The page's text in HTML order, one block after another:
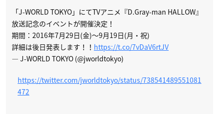
「J-WORLD TOKYO」にてTVアニメ『D.Gray-man HALLOW』
放送記念のイベントが開催決定！
期間：2016年7月29日(金)～9月19日(月・祝)
詳細は後日発表します！！ https://t.co/7vDaV6rtJV
— J-WORLD TOKYO (@jworldtokyo)
https://twitter.com/jworldtokyo/status/738541489551081
472